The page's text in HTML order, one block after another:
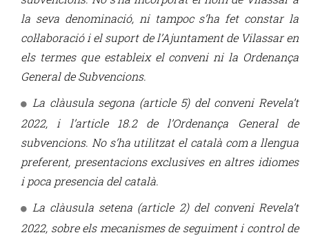
la seva denominació, ni tampoc s’ha fet constar la
col·laboració i el suport de l’Ajuntament de Vilassar en
els termes que estableix el conveni ni la Ordenança
General de Subvencions.
La clàusula segona (article 5) del conveni Revela’t
2022, i l’article 18.2 de l’Ordenança General de
subvencions. No s’ha utilitzat el català com a llengua
preferent, presentacions exclusives en altres idiomes
i poca presencia del català.
La clàusula setena (article 2) del conveni Revela’t
2022, sobre els mecanismes de seguiment i control de